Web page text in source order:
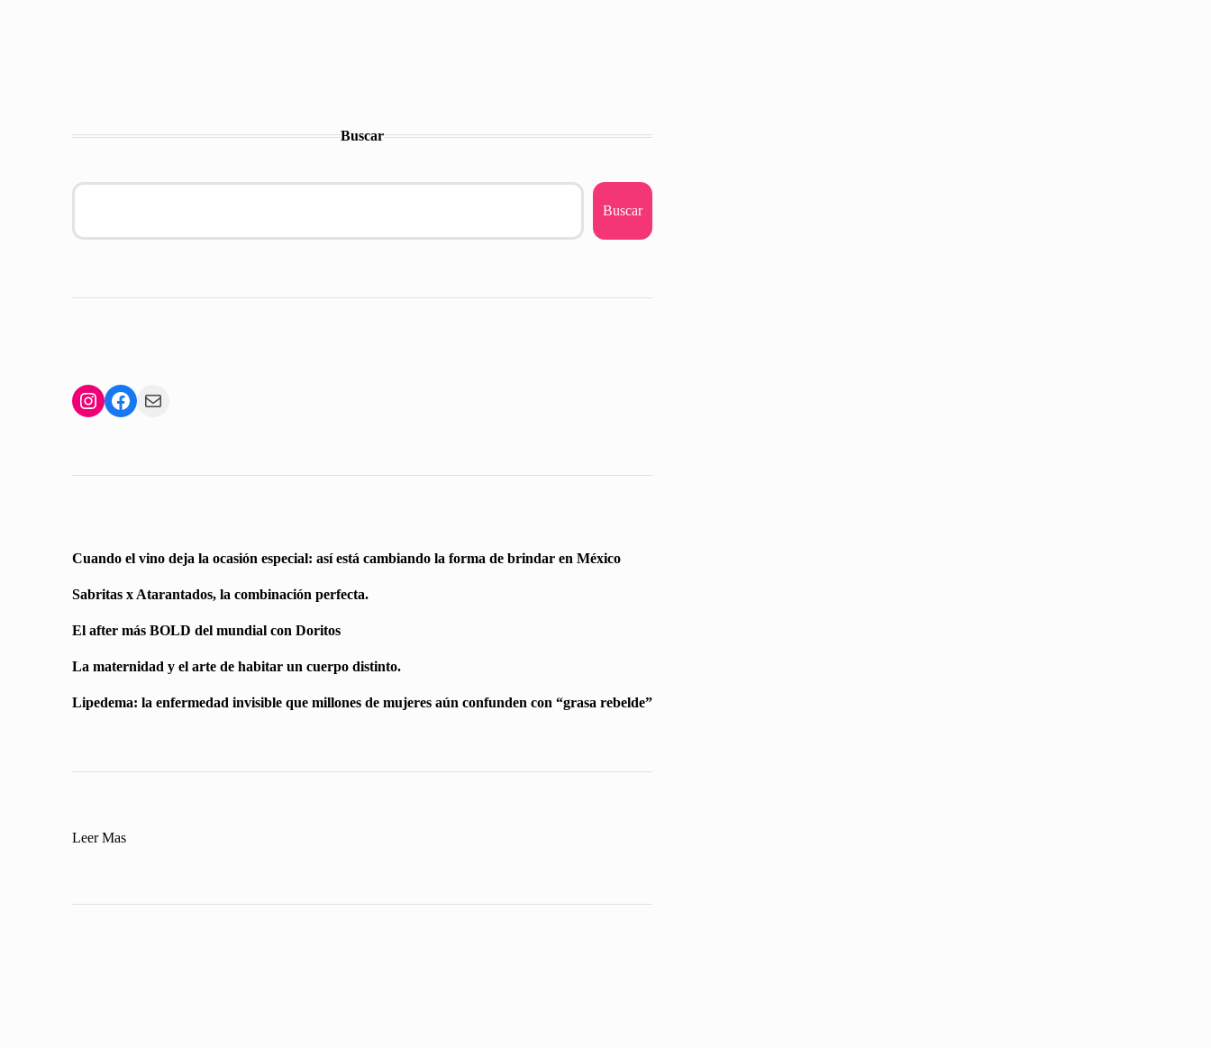
Buscar
Buscar
Instagram
Facebook
Mail
Cuando el vino deja la ocasión especial: así está cambiando la forma de brindar en México
Sabritas x Atarantados, la combinación perfecta.
El after más BOLD del mundial con Doritos
La maternidad y el arte de habitar un cuerpo distinto.
Lipedema: la enfermedad invisible que millones de mujeres aún confunden con “grasa rebelde”
Leer Mas:
tratamiento